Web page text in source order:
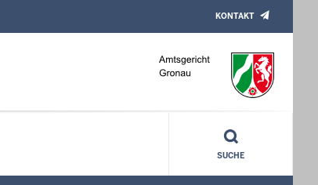
KONTAKT
SUCHE